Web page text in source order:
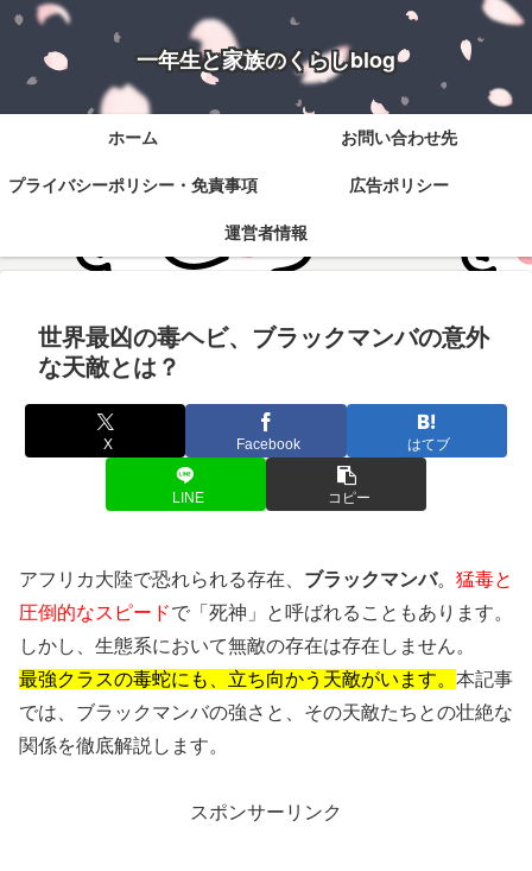
一年生と家族のくらしblog
ホーム お問い合わせ先
プライバシーポリシー・免責事項 広告ポリシー
運営者情報
世界最凶の毒ヘビ、ブラックマンバの意外
な天敵とは？
X Facebook はてブ
LINE コピー
アフリカ大陸で恐れられる存在、 ブラックマンバ。 猛毒と
圧倒的なスピードで「死神」と呼ばれることもあります。
しかし、生態系において無敵の存在は存在しません。
最強クラスの毒蛇にも、立ち向かう天敵がいます。 本記事
では、ブラックマンバの強さと、その天敵たちとの壮絶な
関係を徹底解説します。
スポンサーリンク